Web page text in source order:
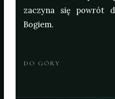
zaczyna się powrót
Bogiem.
DO GÓRY